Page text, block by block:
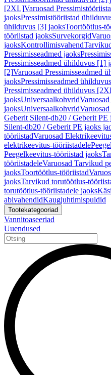
[2XL]Varuosad
jaoksPressimistööriistad
ühilduvus [3] jaoksToortöötlus-
tööriistad jaoksSurvekorgid
jaoksKontrollimisvahend
Pressimisseadmed jaoks
Pressimisseadmed ühilduvus [1]
[2]Varuosad Pressimisseadmed
jaoksPressimisseadmed
Pressimisseadmed ühilduvus
jaoksUniversaalkohvrid
jaoksUniversaalkohvrid
Geberit Silent-db20 / Geberit PE
Silent-db20 / Geberit PE jaoks
tööriistadVaruosad
elektrikeevitus-tööriistadele
Peegelkeevitus-tööriistad jaoks
tööriistadeleVaruosad Tarvikud
jaoksToortöötlus-tööriistad
jaoksTarvikud torutöötlus-
torutöötlus-tööriistadele jaoks
abivahendidKaugjuhtimispuldid
Tootekategooriad
Vannitoaseeriad
Uuendused